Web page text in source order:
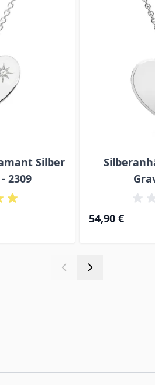
Silber
2309
54,90 €